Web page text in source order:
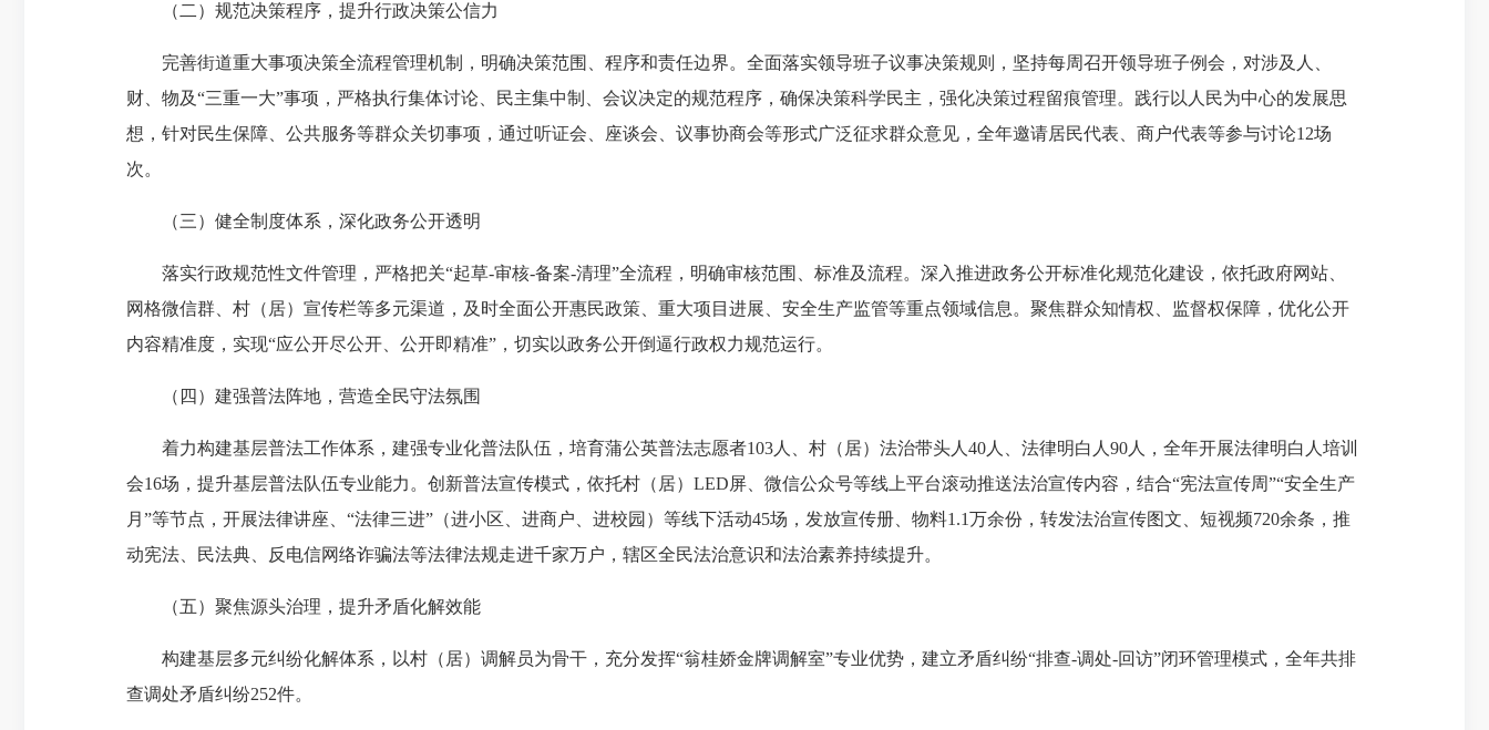
（二）规范决策程序，提升行政决策公信力
完善街道重大事项决策全流程管理机制，明确决策范围、程序和责任边界。全面落实领导班子议事决策规则，坚持每周召开领导班子例会，对涉及人、
财、物及“三重一大”事项，严格执行集体讨论、民主集中制、会议决定的规范程序，确保决策科学民主，强化决策过程留痕管理。践行以人民为中心的发展思
想，针对民生保障、公共服务等群众关切事项，通过听证会、座谈会、议事协商会等形式广泛征求群众意见，全年邀请居民代表、商户代表等参与讨论12场
次。
（三）健全制度体系，深化政务公开透明
落实行政规范性文件管理，严格把关“起草-审核-备案-清理”全流程，明确审核范围、标准及流程。深入推进政务公开标准化规范化建设，依托政府网站、
网格微信群、村（居）宣传栏等多元渠道，及时全面公开惠民政策、重大项目进展、安全生产监管等重点领域信息。聚焦群众知情权、监督权保障，优化公开
内容精准度，实现“应公开尽公开、公开即精准”，切实以政务公开倒逼行政权力规范运行。
（四）建强普法阵地，营造全民守法氛围
着力构建基层普法工作体系，建强专业化普法队伍，培育蒲公英普法志愿者103人、村（居）法治带头人40人、法律明白人90人，全年开展法律明白人培训
会16场，提升基层普法队伍专业能力。创新普法宣传模式，依托村（居）LED屏、微信公众号等线上平台滚动推送法治宣传内容，结合“宪法宣传周”“安全生产
月”等节点，开展法律讲座、“法律三进”（进小区、进商户、进校园）等线下活动45场，发放宣传册、物料1.1万余份，转发法治宣传图文、短视频720余条，推
动宪法、民法典、反电信网络诈骗法等法律法规走进千家万户，辖区全民法治意识和法治素养持续提升。
（五）聚焦源头治理，提升矛盾化解效能
构建基层多元纠纷化解体系，以村（居）调解员为骨干，充分发挥“翁桂娇金牌调解室”专业优势，建立矛盾纠纷“排查-调处-回访”闭环管理模式，全年共排
查调处矛盾纠纷252件。